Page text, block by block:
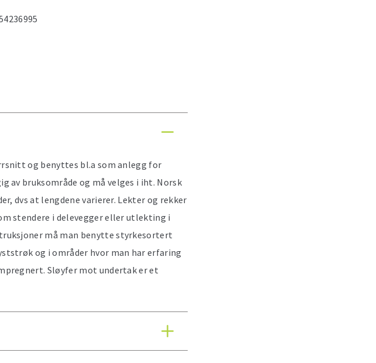
og benyttes bl.a som anlegg for
av bruksområde og må velges i iht. Norsk
dvs at lengdene varierer. Lekter og rekker
stendere i delevegger eller utlekting i
må man benytte styrkesortert
og i områder hvor man har erfaring
Sløyfer mot undertak er et